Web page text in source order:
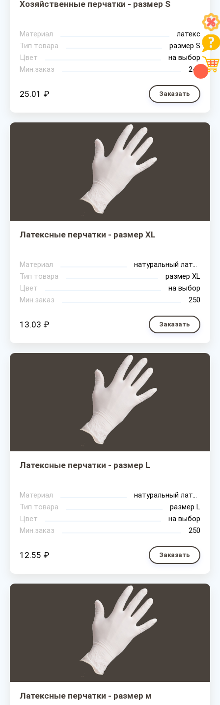
Хозяйственные перчатки - размер S
Материал
латекс
Тип товара
размер S
Цвет
на выбор
Мин.заказ
240
25.01 ₽ Заказать
Латексные перчатки - размер XL
Материал
натуральный латекс
Тип товара
размер XL
Цвет
на выбор
Мин.заказ
250
13.03 ₽ Заказать
Латексные перчатки - размер L
Материал
натуральный латекс
Тип товара
размер L
Цвет
на выбор
Мин.заказ
250
12.55 ₽ Заказать
Латексные перчатки - размер м